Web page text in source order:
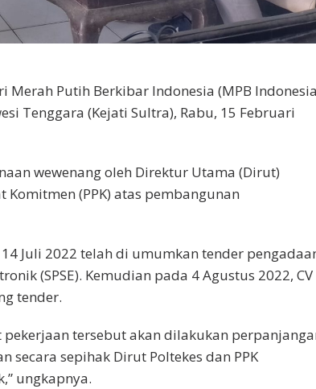
Merah Putih Berkibar Indonesia (MPB
Tenggara (Kejati Sultra), Rabu, 15 Februari
wewenang oleh Direktur Utama (Dirut)
Komitmen (PPK) atas pembangunan
Juli 2022 telah di umumkan tender
(SPSE). Kemudian pada 4 Agustus 2022, CV
tender.
pekerjaan tersebut akan dilakukan
secara sepihak Dirut Poltekes dan PPK
ungkapnya.